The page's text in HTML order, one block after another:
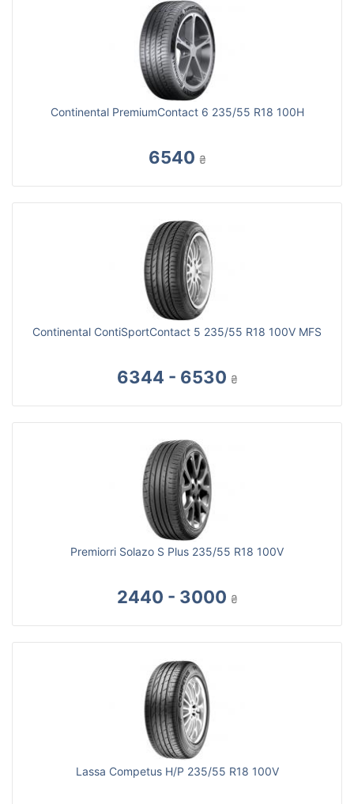
Continental PremiumContact 6 235/55 R18 100H
6540 ₴
Continental ContiSportContact 5 235/55 R18 100V MFS
6344 - 6530 ₴
Premiorri Solazo S Plus 235/55 R18 100V
2440 - 3000 ₴
Lassa Competus H/P 235/55 R18 100V